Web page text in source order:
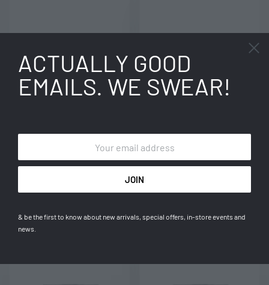
540.000₫ 1.250.000₫
ACTUALLY GOOD
EMAILS. WE SWEAR!
& be the first to know about new arrivals, special offers, in-store events and
news.